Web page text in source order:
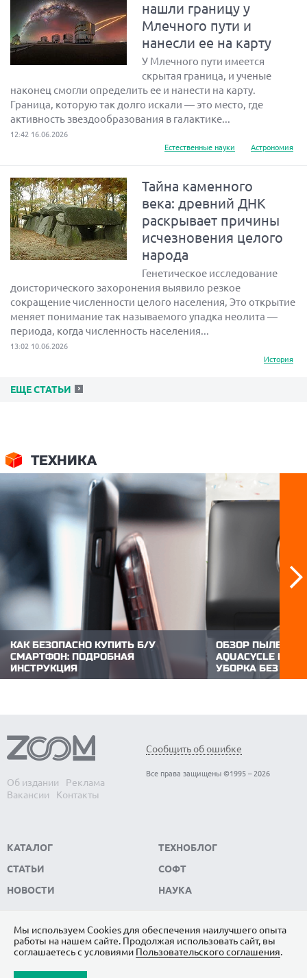
нашли границу у
Млечного пути и
нанесли ее на карту
У Млечного пути имеется
скрытая граница, и ученые
наконец смогли определить ее и нанести на карту.
Граница, которую так долго искали — это место, где
активность звездообразования в галактике...
12:42 16.06.2026
Естественные науки
Астрономия
Тайна каменного
века: древний ДНК
раскрывает причины
исчезновения целого
народа
Генетическое исследование
доисторического захоронения выявило резкое
сокращение численности целого населения, Это открытие
меняет понимание так называемого упадка неолита —
периода, когда численность населения...
13:02 10.06.2026
История
ЕЩЕ СТАТЬИ
ТЕХНИКА
КАК БЕЗОПАСНО КУПИТЬ Б/У
СМАРТФОН: ПОДРОБНАЯ
ИНСТРУКЦИЯ
Покупка б/у смартфона — это поиск
15 минут объективно оценить состояние
аппарата и избежать дорогостоящих...
ОБЗОР ПЫЛЕСОСА
AQUACYCLE
УБОРКА БЕЗ
В линейке
фильтрацией! С
линейки...
Об издании
Реклама
Вакансии
Контакты
Сообщить об ошибке
Все права защищены ©1995 – 2026
КАТАЛОГ
СТАТЬИ
НОВОСТИ
ТЕХНОБЛОГ
СОФТ
НАУКА
ПОДПИШИТЕСЬ НА НАС
ЯНДЕКС.ДЗЕН
Мы используем Сookies для обеспечения наилучшего опыта
работы на нашем сайте. Продолжая использовать сайт, вы
соглашаетесь с условиями Пользовательского соглашения.